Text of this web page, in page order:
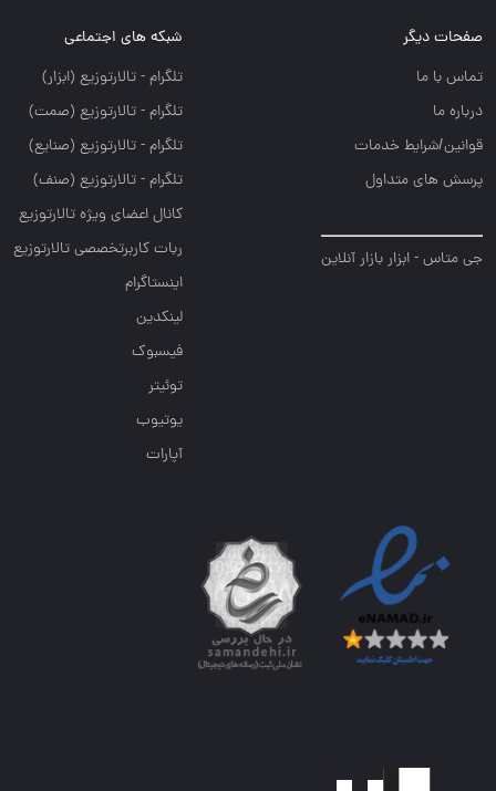
صفحات دیگر
تماس با ما
درباره ما
قوانین/شرایط خدمات
پرسش های متداول
جی متاس - ابزار بازار آنلاین
شبکه های اجتماعی
تلگرام - تالارتوزيع (ابزار)
تلگرام - تالارتوزيع (صمت)
تلگرام - تالارتوزيع (صنايع)
تلگرام - تالارتوزیع (صنف)
کانال اعضای ویژه تالارتوزیع
ربات کاربرتخصصی تالارتوزیع
اینستاگرام
لینکدین
فیسبوک
توئیتر
یوتیوب
آپارات